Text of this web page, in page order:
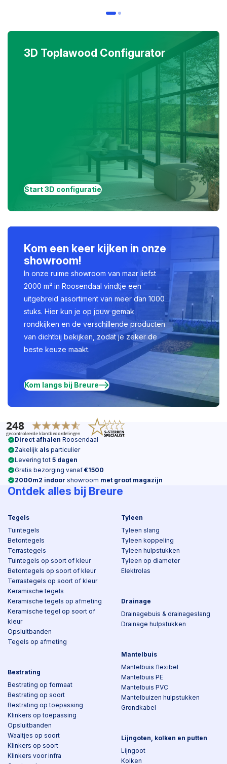
3D Toplawood Configurator
Start 3D configuratie
Kom een keer kijken in onze
showroom!
In onze ruime showroom van maar liefst
2000 m² in Roosendaal vindtje een
uitgebreid assortiment van meer dan 1000
stuks. Hier kun je op jouw gemak
rondkijken en de verschillende producten
van dichtbij bekijken, zodat je zeker de
beste keuze maakt.
Kom langs bij Breure
Direct afhalen Roosendaal
Zakelijk als particulier
Levering tot 5 dagen
Gratis bezorging vanaf €1500
2000m2 indoor showroom met groot magazijn
Ontdek alles bij Breure
Tegels
Tuintegels
Betontegels
Terrastegels
Tuintegels op soort of kleur
Betontegels op soort of kleur
Terrastegels op soort of kleur
Keramische tegels
Keramische tegels op afmeting
Keramische tegel op soort of
kleur
Opsluitbanden
Tegels op afmeting
Bestrating
Bestrating op formaat
Bestrating op soort
Bestrating op toepassing
Klinkers op toepassing
Opsluitbanden
Waaltjes op soort
Klinkers op soort
Klinkers voor infra
Tyleen
Tyleen slang
Tyleen koppeling
Tyleen hulpstukken
Tyleen op diameter
Elektrolas
Drainage
Drainagebuis & drainageslang
Drainage hulpstukken
Mantelbuis
Mantelbuis flexibel
Mantelbuis PE
Mantelbuis PVC
Mantelbuizen hulpstukken
Grondkabel
Lijngoten, kolken en putten
Lijngoot
Kolken